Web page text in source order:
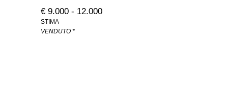
€ 9.000 - 12.000
STIMA
VENDUTO *